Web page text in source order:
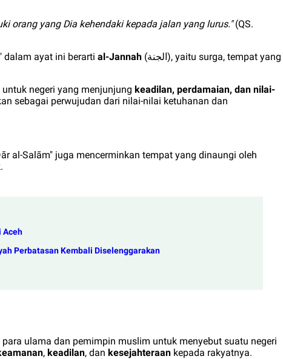
orang yang Dia kehendaki kepada jalan yang lurus."(QS.
dalam ayat ini berarti al-Jannah (الجنة ), yaitu surga, tempat yang
negeri yang menjunjung keadilan, perdamaian, dan nilai-
sebagai perwujudan dari nilai-nilai ketuhanan dan
al-Salām" juga mencerminkan tempat yang dinaungi oleh
Aceh
Perbatasan Kembali Diselenggarakan
ulama dan pemimpin muslim untuk menyebut suatu negeri
, keadilan, dan kesejahteraan kepada rakyatnya.